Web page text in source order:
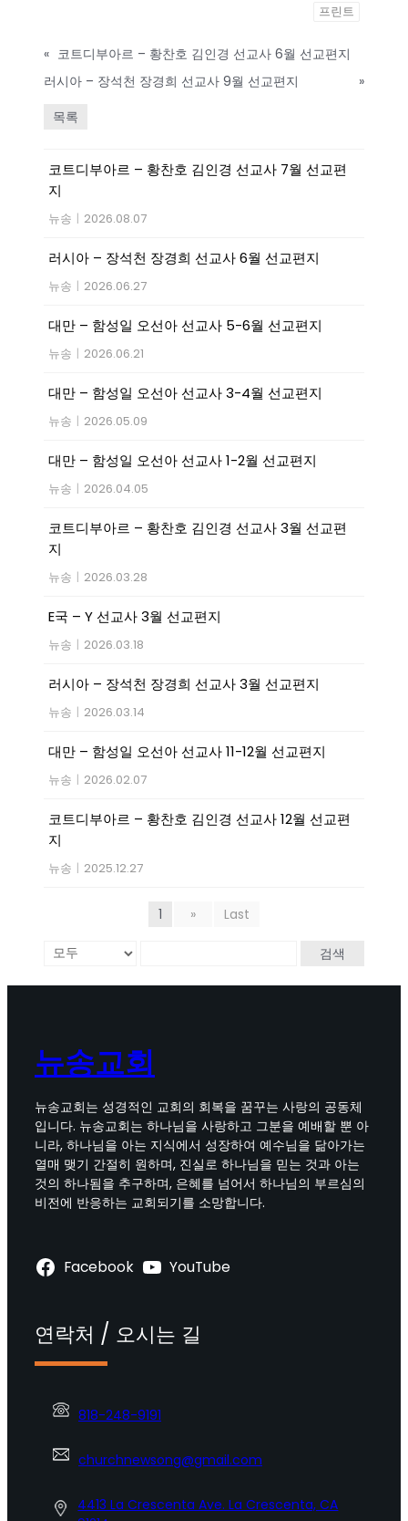
프린트
« 코트디부아르 – 황찬호 김인경 선교사 6월 선교편지
러시아 – 장석천 장경희 선교사 9월 선교편지
»
목록
코트디부아르 – 황찬호 김인경 선교사 7월 선교편
지
뉴송 | 2026.08.07
러시아 – 장석천 장경희 선교사 6월 선교편지
뉴송 | 2026.06.27
대만 – 함성일 오선아 선교사 5-6월 선교편지
뉴송 | 2026.06.21
대만 – 함성일 오선아 선교사 3-4월 선교편지
뉴송 | 2026.05.09
대만 – 함성일 오선아 선교사 1-2월 선교편지
뉴송 | 2026.04.05
코트디부아르 – 황찬호 김인경 선교사 3월 선교편
지
뉴송 | 2026.03.28
E국 – Y 선교사 3월 선교편지
뉴송 | 2026.03.18
러시아 – 장석천 장경희 선교사 3월 선교편지
뉴송 | 2026.03.14
대만 – 함성일 오선아 선교사 11-12월 선교편지
뉴송 | 2026.02.07
코트디부아르 – 황찬호 김인경 선교사 12월 선교편
지
뉴송 | 2025.12.27
1 » Last
검색
뉴송교회
뉴송교회는 성경적인 교회의 회복을 꿈꾸는 사랑의 공동체
입니다. 뉴송교회는 하나님을 사랑하고 그분을 예배할 뿐 아
니라, 하나님을 아는 지식에서 성장하여 예수님을 닮아가는
열매 맺기 간절히 원하며, 진실로 하나님을 믿는 것과 아는
것의 하나됨을 추구하며, 은혜를 넘어서 하나님의 부르심의
비전에 반응하는 교회되기를 소망합니다.
Facebook YouTube
연락처 / 오시는 길
818-248-9191
churchnewsong@gmail.com
4413 La Crescenta Ave. La Crescenta, CA